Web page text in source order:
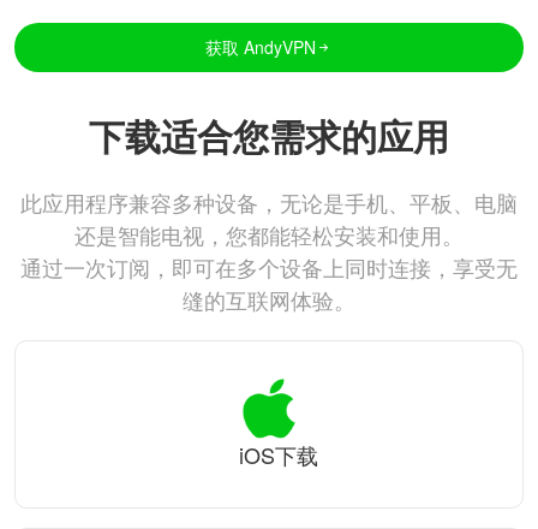
获取 AndyVPN
下载适合您需求的应用
此应用程序兼容多种设备，无论是手机、平板、电脑
还是智能电视，您都能轻松安装和使用。
通过一次订阅，即可在多个设备上同时连接，享受无
缝的互联网体验。
iOS下载